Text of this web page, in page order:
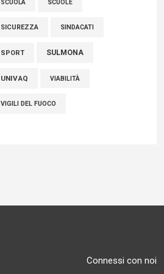
SCUOLA SCUOLE
SICUREZZA SINDACATI
SPORT SULMONA
UNIVAQ VIABILITÀ
VIGILI DEL FUOCO
Connessi con noi